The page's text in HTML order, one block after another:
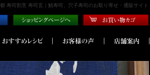
寿司割烹 寿司玄｜鯖寿司、穴子寿司のお取り寄せ・通販サイト